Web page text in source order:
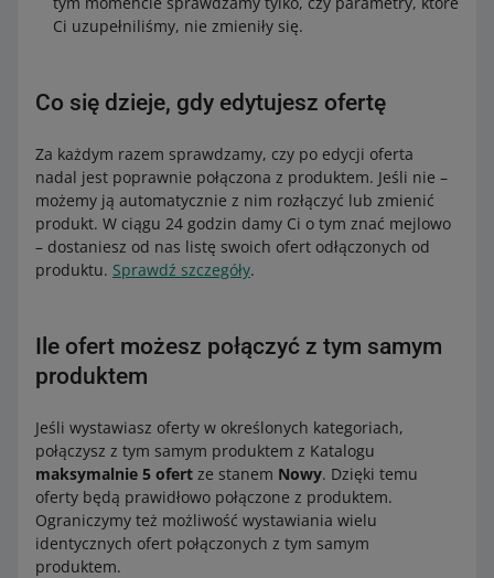
Ci uzupełniliśmy, nie zmieniły się.
Co się dzieje, gdy edytujesz ofertę
Za każdym razem sprawdzamy, czy po edycji oferta
nadal jest poprawnie połączona z produktem. Jeśli nie –
możemy ją automatycznie z nim rozłączyć lub zmienić
produkt. W ciągu 24 godzin damy Ci o tym znać mejlowo
– dostaniesz od nas listę swoich ofert odłączonych od
produktu. Sprawdź szczegóły.
Ile ofert możesz połączyć z tym samym
produktem
Jeśli wystawiasz oferty w określonych kategoriach,
połączysz z tym samym produktem z Katalogu
maksymalnie 5 ofert ze stanem Nowy. Dzięki temu
oferty będą prawidłowo połączone z produktem.
Ograniczymy też możliwość wystawiania wielu
identycznych ofert połączonych z tym samym
produktem.